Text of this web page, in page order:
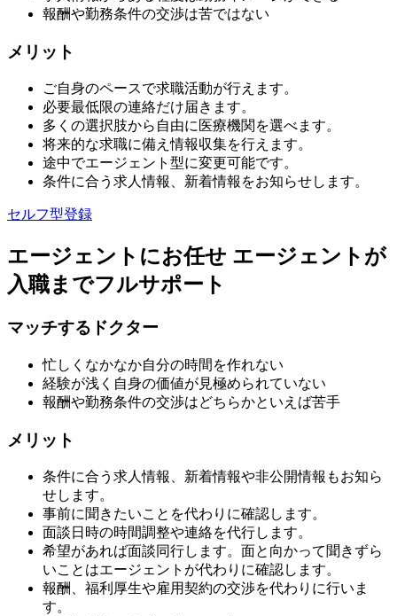
報酬や勤務条件の交渉は苦ではない
メリット
ご自身のペースで求職活動が行えます。
必要最低限の連絡だけ届きます。
多くの選択肢から自由に医療機関を選べます。
将来的な求職に備え情報収集を行えます。
途中でエージェント型に変更可能です。
条件に合う求人情報、新着情報をお知らせします。
セルフ型登録
エージェントにお任せ エージェントが
入職までフルサポート
マッチするドクター
忙しくなかなか自分の時間を作れない
経験が浅く自身の価値が見極められていない
報酬や勤務条件の交渉はどちらかといえば苦手
メリット
条件に合う求人情報、新着情報や非公開情報もお知ら
せします。
事前に聞きたいことを代わりに確認します。
面談日時の時間調整や連絡を代行します。
希望があれば面談同行します。面と向かって聞きずら
いことはエージェントが代わりに確認します。
報酬、福利厚生や雇用契約の交渉を代わりに行いま
す。